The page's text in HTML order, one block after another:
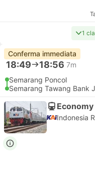
1
Conferma immediata
18:49 18:56 7m
Semarang Poncol
Semarang Tawang Bank
Indonesia